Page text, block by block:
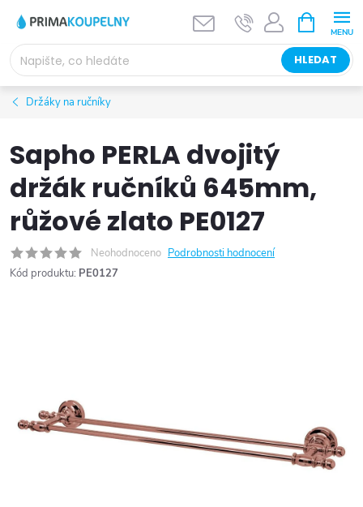
obsah
HLEDAT
NÁKUPNÍ
KOŠÍK
Držáky na ručníky
Sapho PERLA dvojitý
držák ručníků 645mm,
růžové zlato PE0127
Neohodnoceno Podrobnosti hodnocení
Kód produktu: PE0127